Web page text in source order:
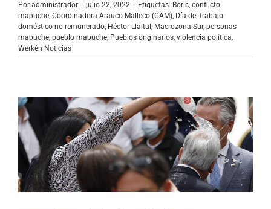
Por administrador julio 22, 2022 Etiquetas: Boric, conflicto
mapuche, Coordinadora Arauco Malleco (CAM), Día del trabajo
doméstico no remunerado, Héctor Llaitul , Macrozona Sur, personas
mapuche, pueblo mapuche, Pueblos originarios, violencia política,
Werkén Noticias